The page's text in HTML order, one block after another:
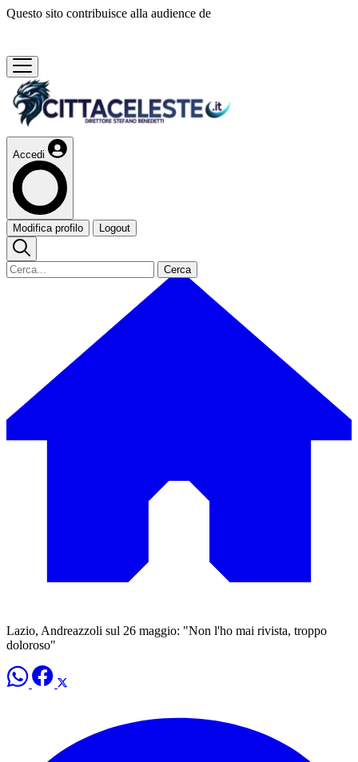
Questo sito contribuisce alla audience de
Accedi
Modifica profilo Logout
Cerca
Lazio, Andreazzoli sul 26 maggio: "Non l'ho mai rivista, troppo
doloroso"